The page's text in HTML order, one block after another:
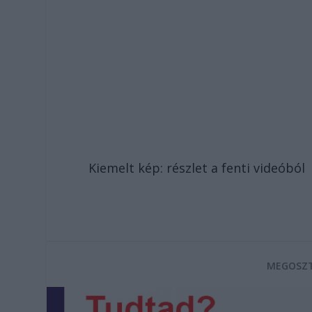
Kiemelt kép: részlet a fenti videóból